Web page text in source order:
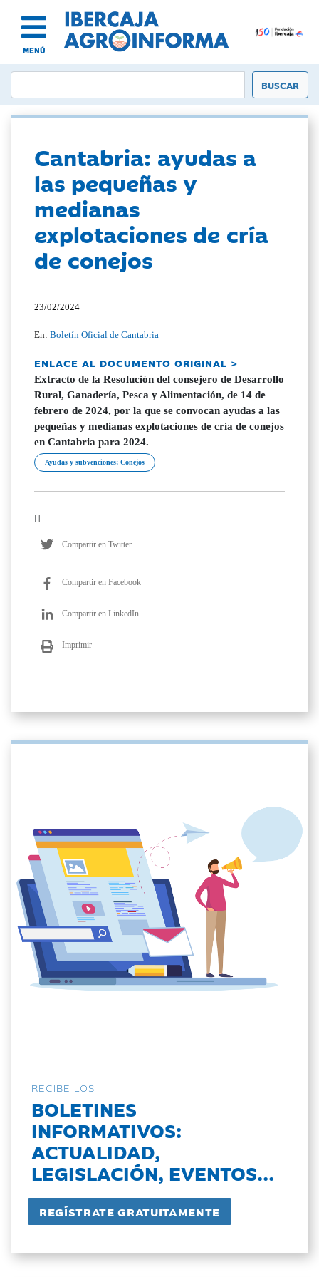
MENÚ
Cantabria: ayudas a
las pequeñas y
medianas
explotaciones de cría
de conejos
23/02/2024
En:Boletín Oficial de Cantabria
ENLACE AL DOCUMENTO ORIGINAL >
Extracto de la Resolución del consejero de Desarrollo
Rural, Ganadería, Pesca y Alimentación, de 14 de
febrero de 2024, por la que se convocan ayudas a las
pequeñas y medianas explotaciones de cría de conejos
en Cantabria para 2024.
Ayudas y subvenciones; Conejos
Compartir en Twitter
Compartir en Facebook
Compartir en LinkedIn
Imprimir
RECIBE LOS
BOLETINES
INFORMATIVOS:
ACTUALIDAD,
LEGISLACIÓN, EVENTOS...